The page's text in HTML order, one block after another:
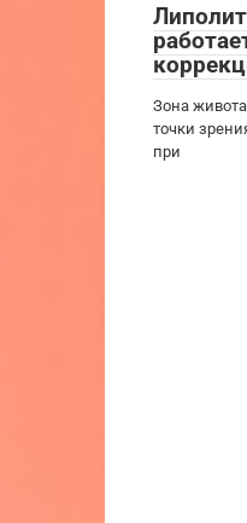
Зона
точки
при